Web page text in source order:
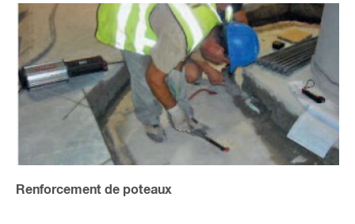
Renforcement de poteaux